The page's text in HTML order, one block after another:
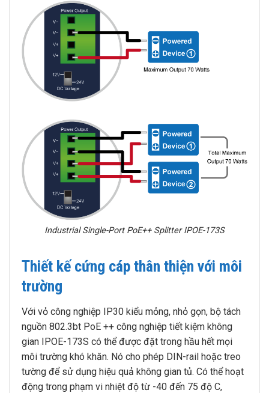
Industrial Single-Port PoE++ Splitter IPOE-173S
Thiết kế cứng cáp thân thiện với môi
trường
Với vỏ công nghiệp IP30 kiểu mỏng, nhỏ gọn, bộ tách
nguồn 802.3bt PoE ++ công nghiệp tiết kiệm không
gian IPOE-173S có thể được đặt trong hầu hết mọi
môi trường khó khăn. Nó cho phép DIN-rail hoặc treo
tường để sử dụng hiệu quả không gian tủ. Có thể hoạt
động trong phạm vi nhiệt độ từ -40 đến 75 độ C,